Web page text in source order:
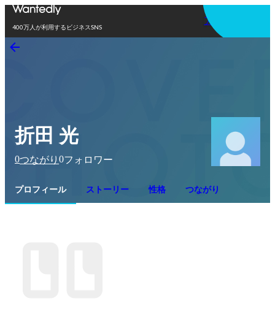
400万人が利用するビジネスSNS
アプリを使う
折田 光
0つながり 0フォロワー
プロフィール ストーリー 性格 つながり